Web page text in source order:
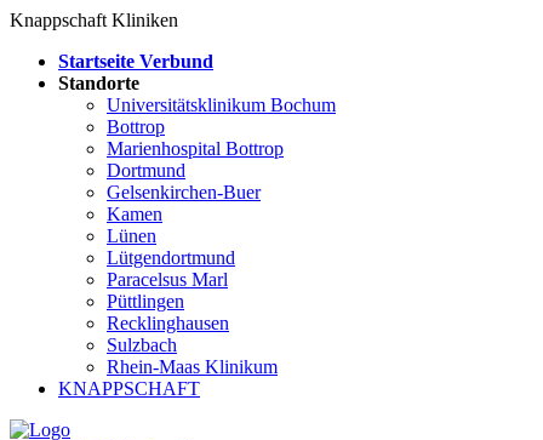
Knappschaft Kliniken
Startseite Verbund
Standorte
Universitätsklinikum Bochum
Bottrop
Marienhospital Bottrop
Dortmund
Gelsenkirchen-Buer
Kamen
Lünen
Lütgendortmund
Paracelsus Marl
Püttlingen
Recklinghausen
Sulzbach
Rhein-Maas Klinikum
KNAPPSCHAFT